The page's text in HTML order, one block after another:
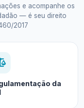
e acompanhe os
— é seu direito
2017
da